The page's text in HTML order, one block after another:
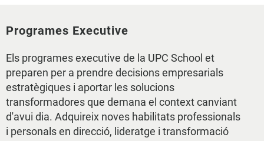
Programes Executive
Els programes executive de la UPC School et
preparen per a prendre decisions empresarials
estratègiques i aportar les solucions
transformadores que demana el context canviant
d'avui dia. Adquireix noves habilitats professionals
i personals en direcció, lideratge i transformació